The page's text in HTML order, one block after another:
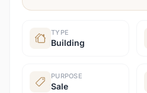
TYPE
Building
PURPOSE
Sale